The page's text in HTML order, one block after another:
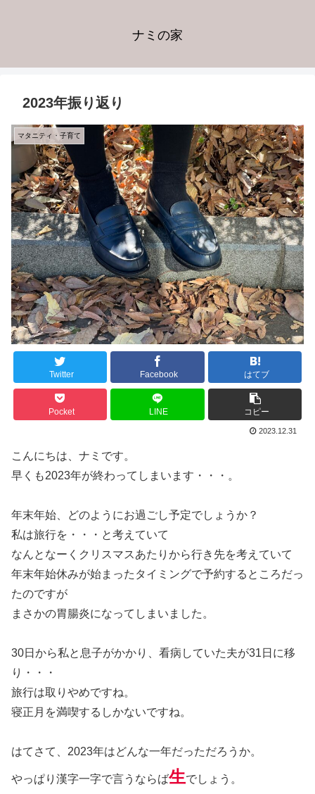
ナミの家
2023年振り返り
マタニティ・子育て
Twitter Facebook はてブ
Pocket LINE コピー
2023.12.31
こんにちは、ナミです。
早くも2023年が終わってしまいます・・・。
年末年始、どのようにお過ごし予定でしょうか？
私は旅行を・・・と考えていて
なんとなーくクリスマスあたりから行き先を考えていて
年末年始休みが始まったタイミングで予約するところだっ
たのですが
まさかの胃腸炎になってしまいました。
30日から私と息子がかかり、看病していた夫が31日に移
り・・・
旅行は取りやめですね。
寝正月を満喫するしかないですね。
はてさて、2023年はどんな一年だっただろうか。
やっぱり漢字一字で言うならば生でしょう。